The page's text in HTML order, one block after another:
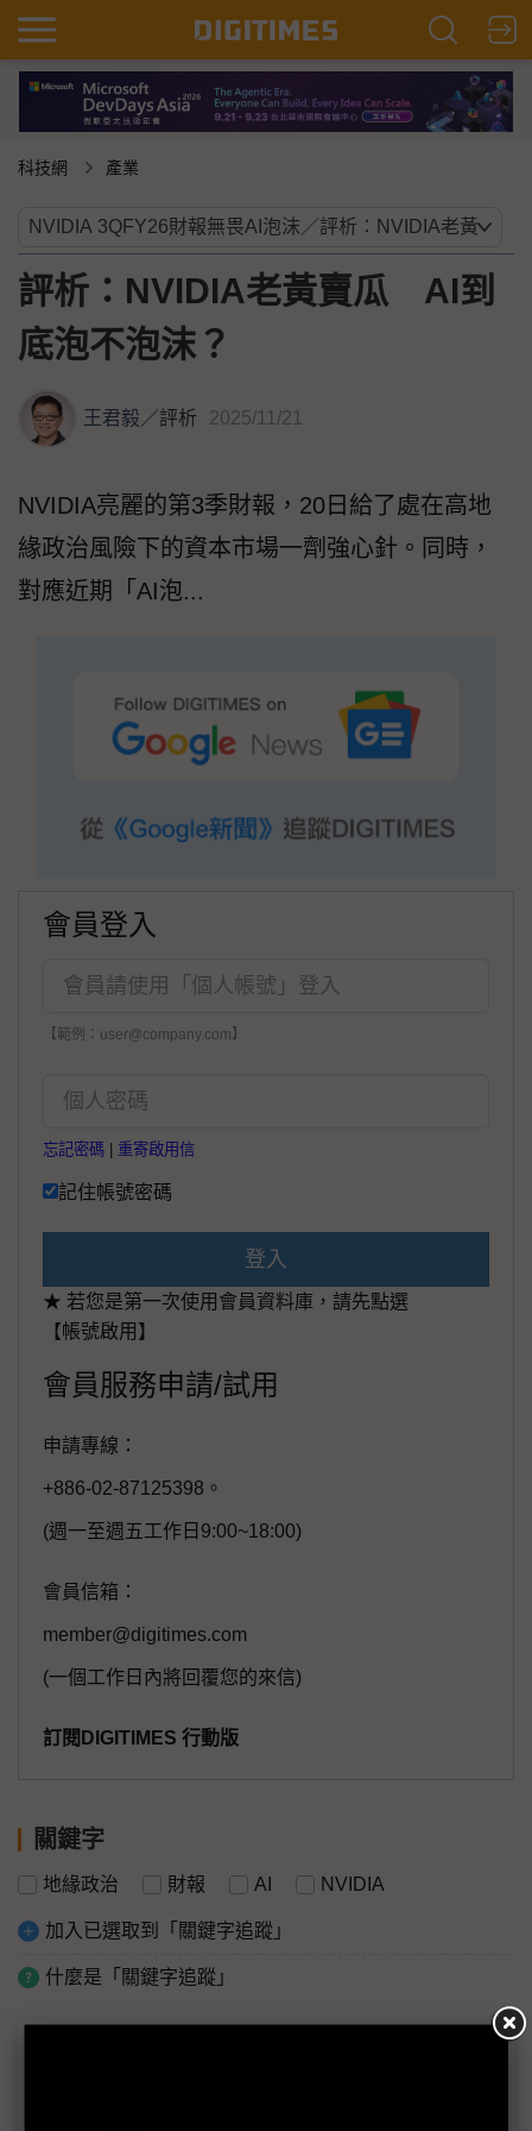
科技網 產業
評析：NVIDIA老黃賣瓜 AI到
底泡不泡沫？
王君毅／評析 2025/11/21
NVIDIA亮麗的第3季財報，20日給了處在高地
緣政治風險下的資本市場一劑強心針。同時，
對應近期「AI泡...
會員登入
【範例：user@company.com】
忘記密碼 重寄啟用信
記住帳號密碼
登入
★ 若您是第一次使用會員資料庫，請先點選
【帳號啟用】
會員服務申請/試用
申請專線：
+886-02-87125398。
(週一至週五工作日9:00~18:00)
會員信箱：
member@digitimes.com
(一個工作日內將回覆您的來信)
訂閱DIGITIMES 行動版
關鍵字
地緣政治 財報 AI NVIDIA
加入已選取到「關鍵字追蹤」
什麼是「關鍵字追蹤」